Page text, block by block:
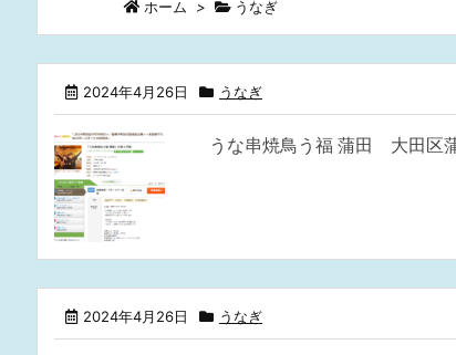
ホーム > うなぎ
2024年4月26日 うなぎ
うな串焼鳥う福 蒲田 大田区
2024年4月26日 うなぎ